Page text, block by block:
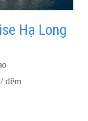
Hạ Long
đêm